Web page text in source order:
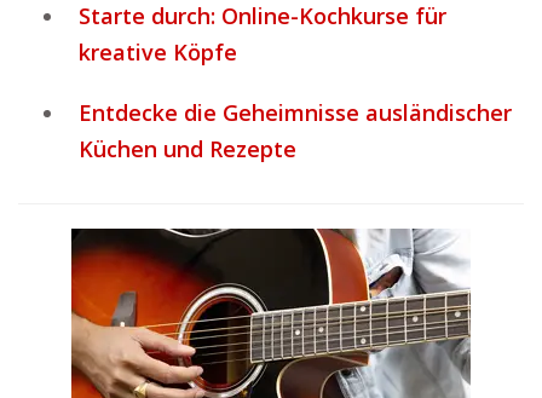
Starte durch: Online-Kochkurse für
kreative Köpfe
Entdecke die Geheimnisse ausländischer
Küchen und Rezepte